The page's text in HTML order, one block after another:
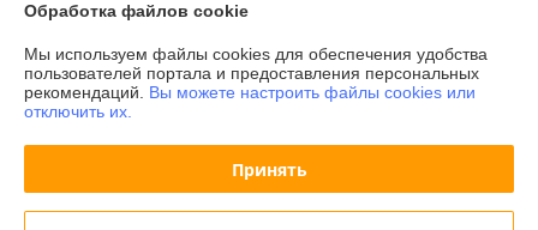
Контакты
Доставка и оплата
Полная версия сайта
Обработка файлов cookie
Мы используем файлы cookies для обеспечения удобства
пользователей портала и предоставления персональных
рекомендаций. Вы можете настроить файлы cookies или
отключить их.
Принять